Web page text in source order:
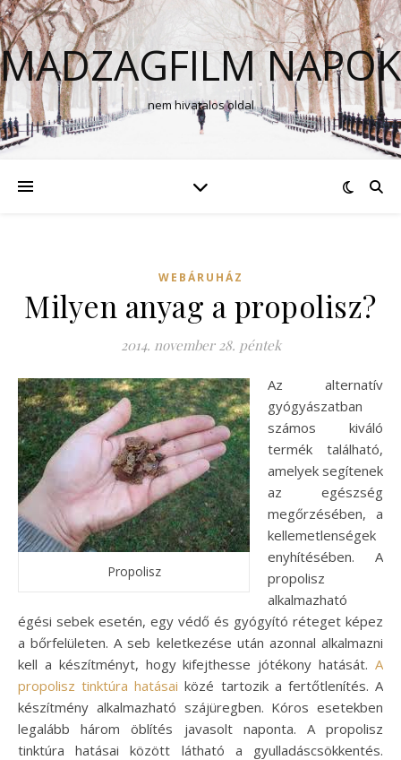
MADZAGFILM NAPOK
nem hivatalos oldal
WEBÁRUHÁZ
Milyen anyag a propolisz?
2014. november 28. péntek
Propolisz
Az alternatív
gyógyászatban
számos kiváló
termék található,
amelyek segítenek
az egészség
megőrzésében, a
kellemetlenségek
enyhítésében. A
propolisz
alkalmazható
égési sebek esetén, egy védő és gyógyító réteget képez
a bőrfelületen. A seb keletkezése után azonnal alkalmazni
kell a készítményt, hogy kifejthesse jótékony hatását. A
propolisz tinktúra hatásai közé tartozik a fertőtlenítés. A
készítmény alkalmazható szájüregben. Kóros esetekben
legalább három öblítés javasolt naponta. A propolisz
tinktúra hatásai között látható a gyulladáscsökkentés.